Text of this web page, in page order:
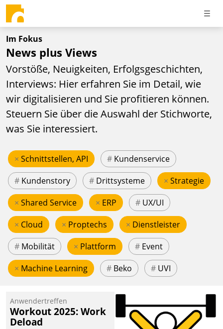
Im Fokus
News plus Views
Vorstöße, Neuigkeiten, Erfolgsgeschichten,
Interviews: Hier erfahren Sie im Detail, wie
wir digitalisieren und Sie profitieren können.
Steuern Sie über die Auswahl der Stichworte,
was Sie interessiert.
× Schnittstellen, API # Kundenservice
# Kundenstory # Drittsysteme × Strategie
× Shared Service × ERP # UX/UI
× Cloud × Proptechs × Dienstleister
# Mobilität × Plattform # Event
× Machine Learning # Beko # UVI
Anwendertreffen
Workout 2025: Work
Deload